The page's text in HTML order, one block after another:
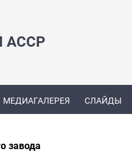
АССР
МЕДИАГАЛЕРЕЯ СЛАЙДЫ
завода